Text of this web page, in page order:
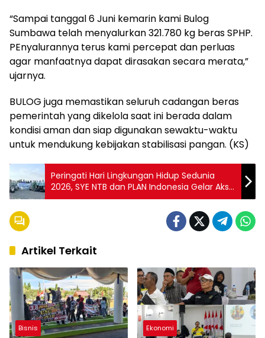
“Sampai tanggal 6 Juni kemarin kami Bulog
Sumbawa telah menyalurkan 321.780 kg beras SPHP.
PEnyalurannya terus kami percepat dan perluas
agar manfaatnya dapat dirasakan secara merata,”
ujarnya.
BULOG juga memastikan seluruh cadangan beras
pemerintah yang dikelola saat ini berada dalam
kondisi aman dan siap digunakan sewaktu-waktu
untuk mendukung kebijakan stabilisasi pangan. (KS)
Peringati Hari Lingkungan Hidup Sedunia
2026, SYE NTB dan PLAN Indonesia Gelar Aksi
Bersih Pantai
Artikel Terkait
Bisnis Ekonomi